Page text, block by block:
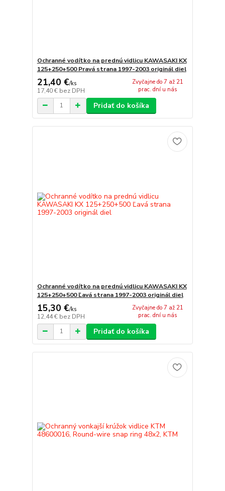
Ochranné vodítko na prednú vidlicu KAWASAKI KX
125+250+500 Pravá strana 1997-2003 originál diel
21,40 €/ks
17,40 € bez DPH
Zvyčajne do 7 až 21
prac. dní u nás
Pridať do košíka
Ochranné vodítko na prednú vidlicu KAWASAKI KX
125+250+500 Ľavá strana 1997-2003 originál diel
15,30 €/ks
12,44 € bez DPH
Zvyčajne do 7 až 21
prac. dní u nás
Pridať do košíka